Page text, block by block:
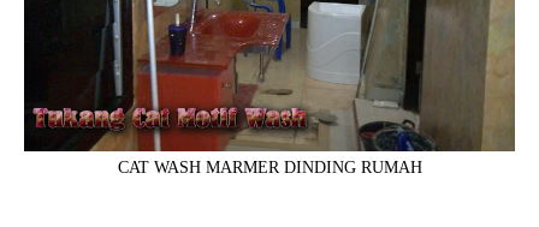
CAT WASH MARMER DINDING RUMAH